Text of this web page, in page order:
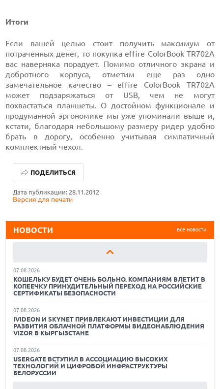
Итоги
Если вашей целью стоит получить максимум от
потраченных денег, то покупка effire ColorBook TR702A
вас наверняка порадует. Помимо отличного экрана и
добротного корпуса, отметим еще раз одно
замечательное качество – effire ColorBook TR702A
может подзаряжаться от USB, чем не могут
похвастаться планшеты. О достойном функционале и
продуманной эргономике мы уже упоминали выше и,
кстати, благодаря небольшому размеру ридер удобно
брать в дорогу, особенно учитывая симпатичный
комплектный чехол.
Дата публикации: 28.11.2012
Версия для печати
ПОДЕЛИТЬСЯ
все новости
НОВОСТИ
06.08.2026
GPTUNNEL ОБСУЖДАЕТ ПАРТНЕРСТВО С КИТАЙСКИМ
РАЗРАБОТЧИКОМ ИИ-МОДЕЛЕЙ Z.AI
06.08.2026
МИЛЛИАРДОВ
ЛЕГЧЕ И БЫСТРЕЕ: «ИНАЧЕ МЫ НЕ ВЫЖИВЕМ»
07.08.2026
КОШЕЛЬКУ БУДЕТ ОЧЕНЬ БОЛЬНО. КОМПАНИЯМ ВЛЕТИТ В
КОПЕЕЧКУ ПРИНУДИТЕЛЬНЫЙ ПЕРЕХОД НА РОССИЙСКИЕ
СЕРТИФИКАТЫ БЕЗОПАСНОСТИ
07.08.2026
IVIDEON И SKYNET ПРИВЛЕКАЮТ ИНВЕСТИЦИИ ДЛЯ
РАЗВИТИЯ ОБЛАЧНОЙ ПЛАТФОРМЫ ВИДЕОНАБЛЮДЕНИЯ
VIZOR В КЫРГЫЗСТАНЕ
07.08.2026
USERGATE ВСТУПИЛ В АССОЦИАЦИЮ ВЫСОКИХ
ТЕХНОЛОГИЙ И ЦИФРОВОЙ ИНФРАСТРУКТУРЫ
БЕЛОРУССИИ
САМЫЕ ЛЕГКИЕ НОУТБУКИ С ДИСКРЕТНОЙ ГРАФИКОЙ:
ВЫБОР ZOOM